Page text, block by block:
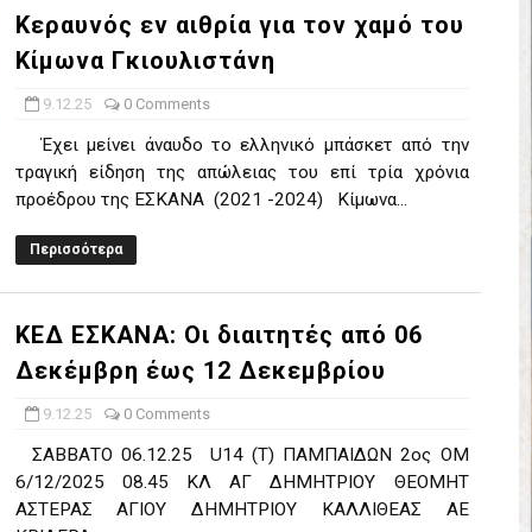
71-56 την Δραπετσώνα στον μικρό τελικό
83-72 τον Εθνικό Λαγυνών
ΣΤΗΝ NL 2 : ΑΥΡΙΟ ΚΥΡΙΑΚΗ 21.06.26 ΣΤΟ ΕΑΚ ΒΟΛΟΥ
ο Ρέντης στον τελικό 104-77 την Δραπετσώνα επανήλθε στην
ΣΗΜΕΡΑ ΑΕ ΡΕΝΤΗ ΔΡΑΠΕΤΣΩΝΑ ΔΑΣ (19.30) & ΕΡΜΗΣ
Ηλίας 77-73 μέσα στο Πέραμα την Φιλία
των γραφείων της ΕΣΚΑΝΑ στον Δήμο Νίκαιας/Ρέντη
με Αρετσού ο Πανελευσινιακός 55-67 (video της
τιμήθηκε από το ΔΣ της ΕΣΚΑΝΑ για την κατάκτηση
ο Μανδραϊκός σε ματς θρίλερ με απίστευτη ανατροπή από
Κεραυνός εν αιθρία για τον χαμό του
Κίμωνα Γκιουλιστάνη
9.12.25 0 Comments
Έχει μείνει άναυδο το ελληνικό μπάσκετ από την
τραγική είδηση της απώλειας του επί τρία χρόνια
προέδρου της ΕΣΚΑΝΑ (2021 -2024) Κίμωνα...
Περισσότερα
ΚΕΔ ΕΣΚΑΝΑ: Οι διαιτητές από 06
Δεκέμβρη έως 12 Δεκεμβρίου
9.12.25 0 Comments
ΣΑΒΒΑΤΟ 06.12.25 U14 (Τ) ΠΑΜΠΑΙΔΩΝ 2ος ΟΜ
6/12/2025 08.45 ΚΛ ΑΓ ΔΗΜΗΤΡΙΟΥ ΘΕΟΜΗΤ
ΑΣΤΕΡΑΣ ΑΓΙΟΥ ΔΗΜΗΤΡΙΟΥ ΚΑΛΛΙΘΕΑΣ ΑΕ